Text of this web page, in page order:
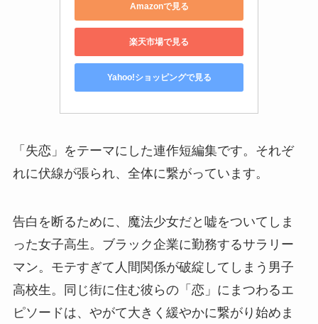
Amazonで見る
楽天市場で見る
Yahoo!ショッピングで見る
「失恋」をテーマにした連作短編集です。それぞ
れに伏線が張られ、全体に繋がっています。
告白を断るために、魔法少女だと嘘をついてしま
った女子高生。ブラック企業に勤務するサラリー
マン。モテすぎて人間関係が破綻してしまう男子
高校生。同じ街に住む彼らの「恋」にまつわるエ
ピソードは、やがて大きく緩やかに繋がり始めま